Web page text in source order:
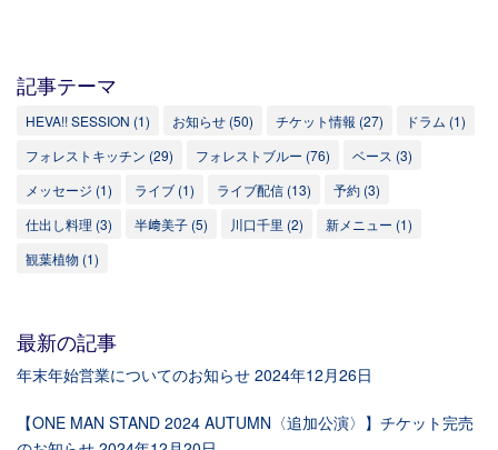
記事テーマ
HEVA!! SESSION (1) お知らせ (50) チケット情報 (27) ドラム (1)
フォレストキッチン (29) フォレストブルー (76) ベース (3)
メッセージ (1) ライブ (1) ライブ配信 (13) 予約 (3)
仕出し料理 (3) 半﨑美子 (5) 川口千里 (2) 新メニュー (1)
観葉植物 (1)
最新の記事
年末年始営業についてのお知らせ 2024年12月26日
【ONE MAN STAND 2024 AUTUMN〈追加公演〉】チケット完売